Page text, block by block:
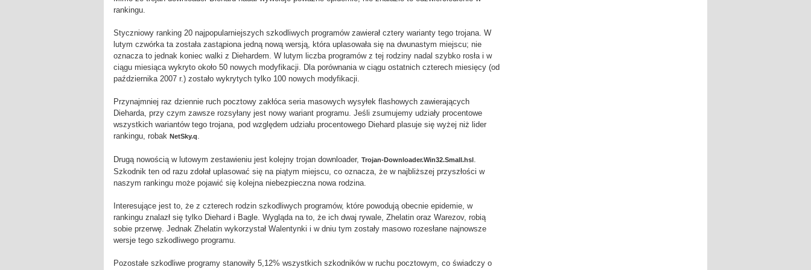
rankingu.
Styczniowy ranking 20 najpopularniejszych szkodliwych programów zawierał cztery warianty tego trojana. W
lutym czwórka ta została zastąpiona jedną nową wersją, która uplasowała się na dwunastym miejscu; nie
oznacza to jednak koniec walki z Diehardem. W lutym liczba programów z tej rodziny nadal szybko rosła i w
ciągu miesiąca wykryto około 50 nowych modyfikacji. Dla porównania w ciągu ostatnich czterech miesięcy (od
października 2007 r.) zostało wykrytych tylko 100 nowych modyfikacji.
Przynajmniej raz dziennie ruch pocztowy zakłóca seria masowych wysyłek flashowych zawierających
Dieharda, przy czym zawsze rozsyłany jest nowy wariant programu. Jeśli zsumujemy udziały procentowe
wszystkich wariantów tego trojana, pod względem udziału procentowego Diehard plasuje się wyżej niż lider
rankingu, robak NetSky.q.
Drugą nowością w lutowym zestawieniu jest kolejny trojan downloader, Trojan-Downloader.Win32.Small.hsl.
Szkodnik ten od razu zdołał uplasować się na piątym miejscu, co oznacza, że w najbliższej przyszłości w
naszym rankingu może pojawić się kolejna niebezpieczna nowa rodzina.
Interesujące jest to, że z czterech rodzin szkodliwych programów, które powodują obecnie epidemie, w
rankingu znalazł się tylko Diehard i Bagle. Wygląda na to, że ich dwaj rywale, Zhelatin oraz Warezov, robią
sobie przerwę. Jednak Zhelatin wykorzystał Walentynki i w dniu tym zostały masowo rozesłane najnowsze
wersje tego szkodliwego programu.
Pozostałe szkodliwe programy stanowiły 5,12% wszystkich szkodników w ruchu pocztowym, co świadczy o